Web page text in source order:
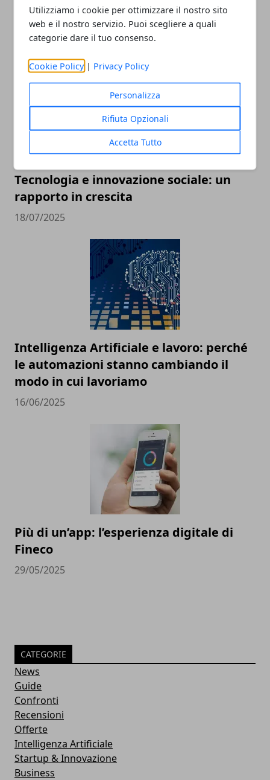
Utilizziamo i cookie per ottimizzare il nostro sito
web e il nostro servizio. Puoi scegliere a quali
categorie dare il tuo consenso.
Cookie Policy | Privacy Policy
Personalizza
Rifiuta Opzionali
Accetta Tutto
ARTICOLI CORRELATI
Tecnologia e innovazione sociale: un
rapporto in crescita
18/07/2025
Intelligenza Artificiale e lavoro: perché
le automazioni stanno cambiando il
modo in cui lavoriamo
16/06/2025
Più di un’app: l’esperienza digitale di
Fineco
29/05/2025
CATEGORIE
News
Guide
Confronti
Recensioni
Offerte
Intelligenza Artificiale
Startup & Innovazione
Business